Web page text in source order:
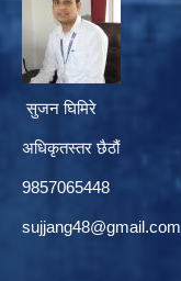
सुजन घिमिरे
अधिकृतस्तर छैठौं‌
9857065448
sujjang48@gmail.com